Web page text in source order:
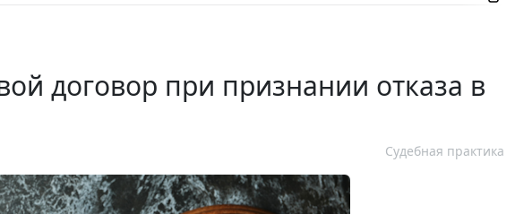
договор при признании отказа в
Судебная практика